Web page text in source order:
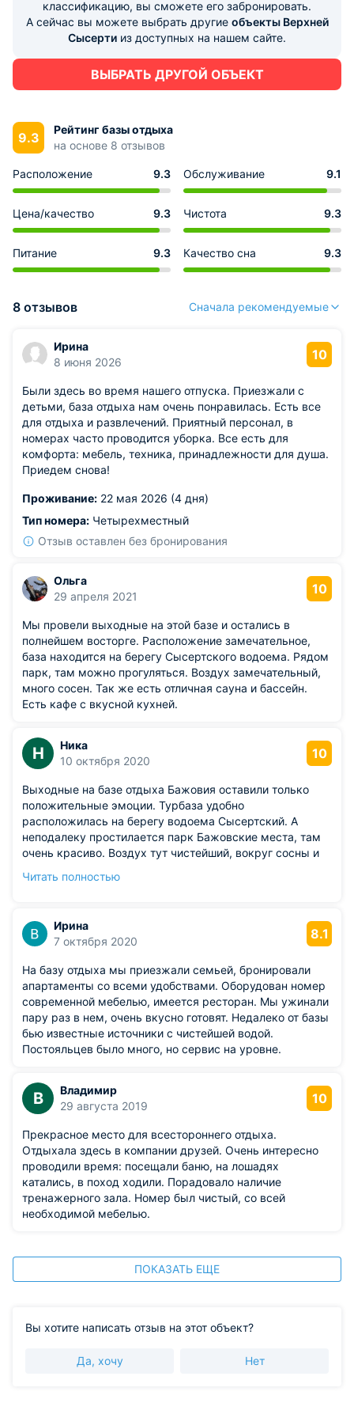
классификацию, вы сможете его забронировать.
А сейчас вы можете выбрать другие объекты Верхней
Сысерти из доступных на нашем сайте.
ВЫБРАТЬ ДРУГОЙ ОБЪЕКТ
9.3
Рейтинг базы отдыха
на основе 8 отзывов
Расположение 9.3 Обслуживание 9.1
Цена/качество 9.3 Чистота 9.3
Питание 9.3 Качество сна 9.3
8 отзывов Сначала рекомендуемые
Ирина
8 июня 2026
10
Были здесь во время нашего отпуска. Приезжали с
детьми, база отдыха нам очень понравилась. Есть все
для отдыха и развлечений. Приятный персонал, в
номерах часто проводится уборка. Все есть для
комфорта: мебель, техника, принадлежности для душа.
Приедем снова!
Проживание: 22 мая 2026 (4 дня)
Тип номера: Четырехместный
Отзыв оставлен без бронирования
Ольга
29 апреля 2021
10
Мы провели выходные на этой базе и остались в
полнейшем восторге. Расположение замечательное,
база находится на берегу Сысертского водоема. Рядом
парк, там можно прогуляться. Воздух замечательный,
много сосен. Так же есть отличная сауна и бассейн.
Есть кафе с вкусной кухней.
Н
Ника
10 октября 2020
10
Выходные на базе отдыха Бажовия оставили только
положительные эмоции. Турбаза удобно
расположилась на берегу водоема Сысертский. А
неподалеку простилается парк Бажовские места, там
очень красиво. Воздух тут чистейший, вокруг сосны и
бассейном. Кушали в кафе, все вкусно. Минусов не
Читать полностью
Ирина
7 октября 2020
8.1
На базу отдыха мы приезжали семьей, бронировали
апартаменты со всеми удобствами. Оборудован номер
современной мебелью, имеется ресторан. Мы ужинали
пару раз в нем, очень вкусно готовят. Недалеко от базы
бью известные источники с чистейшей водой.
Постояльцев было много, но сервис на уровне.
В
Владимир
29 августа 2019
10
Прекрасное место для всестороннего отдыха.
Отдыхала здесь в компании друзей. Очень интересно
проводили время: посещали баню, на лошадях
катались, в поход ходили. Порадовало наличие
тренажерного зала. Номер был чистый, со всей
необходимой мебелью.
ПОКАЗАТЬ ЕЩЕ
Вы хотите написать отзыв на этот объект?
Да, хочу Нет